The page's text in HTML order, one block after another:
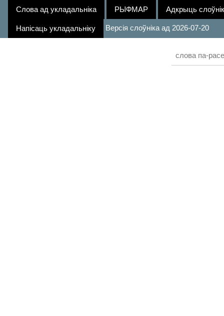
Cлова ад укладальніка РЫФМАР Адкрыць
Напісаць укладальніку Версія слоўніка ад 2026-07-20